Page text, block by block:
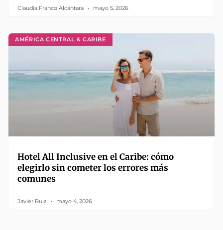
Claudia Franco Alcántara mayo 5, 2026
AMÉRICA CENTRAL & CARIBE
Hotel All Inclusive en el Caribe: cómo
elegirlo sin cometer los errores más
comunes
Javier Ruiz mayo 4, 2026